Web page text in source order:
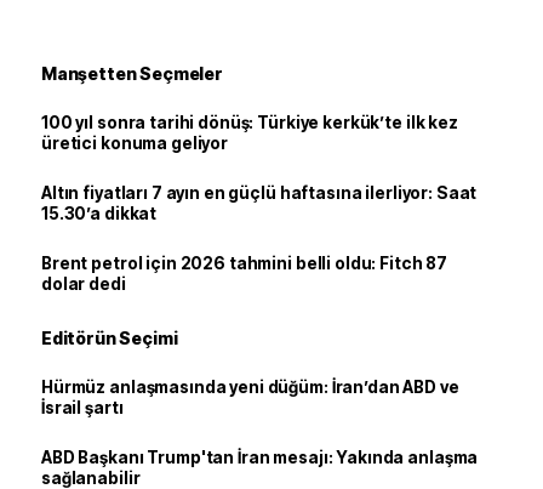
Manşetten Seçmeler
100 yıl sonra tarihi dönüş: Türkiye kerkük’te ilk kez
üretici konuma geliyor
Altın fiyatları 7 ayın en güçlü haftasına ilerliyor: Saat
15.30’a dikkat
Brent petrol için 2026 tahmini belli oldu: Fitch 87
dolar dedi
Editörün Seçimi
Hürmüz anlaşmasında yeni düğüm: İran’dan ABD ve
İsrail şartı
ABD Başkanı Trump'tan İran mesajı: Yakında anlaşma
sağlanabilir